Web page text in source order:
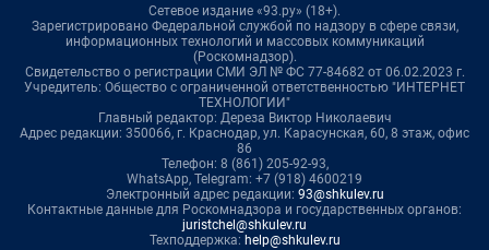
Сетевое издание «93.ру» (18+).
Зарегистрировано Федеральной службой по надзору в сфере связи,
информационных технологий и массовых коммуникаций
(Роскомнадзор).
Свидетельство о регистрации СМИ ЭЛ № ФС 77-84682 от 06.02.2023 г.
Учредитель: Общество с ограниченной ответственностью "ИНТЕРНЕТ
ТЕХНОЛОГИИ"
Главный редактор: Дереза Виктор Николаевич
Адрес редакции: 350066, г. Краснодар, ул. Карасунская, 60, 8 этаж, офис
86
Телефон: 8 (861) 205-92-93,
WhatsApp, Telegram: +7 (918) 4600219
Электронный адрес редакции: 93@shkulev.ru
Контактные данные для Роскомнадзора и государственных органов:
juristchel@shkulev.ru
Техподдержка: help@shkulev.ru